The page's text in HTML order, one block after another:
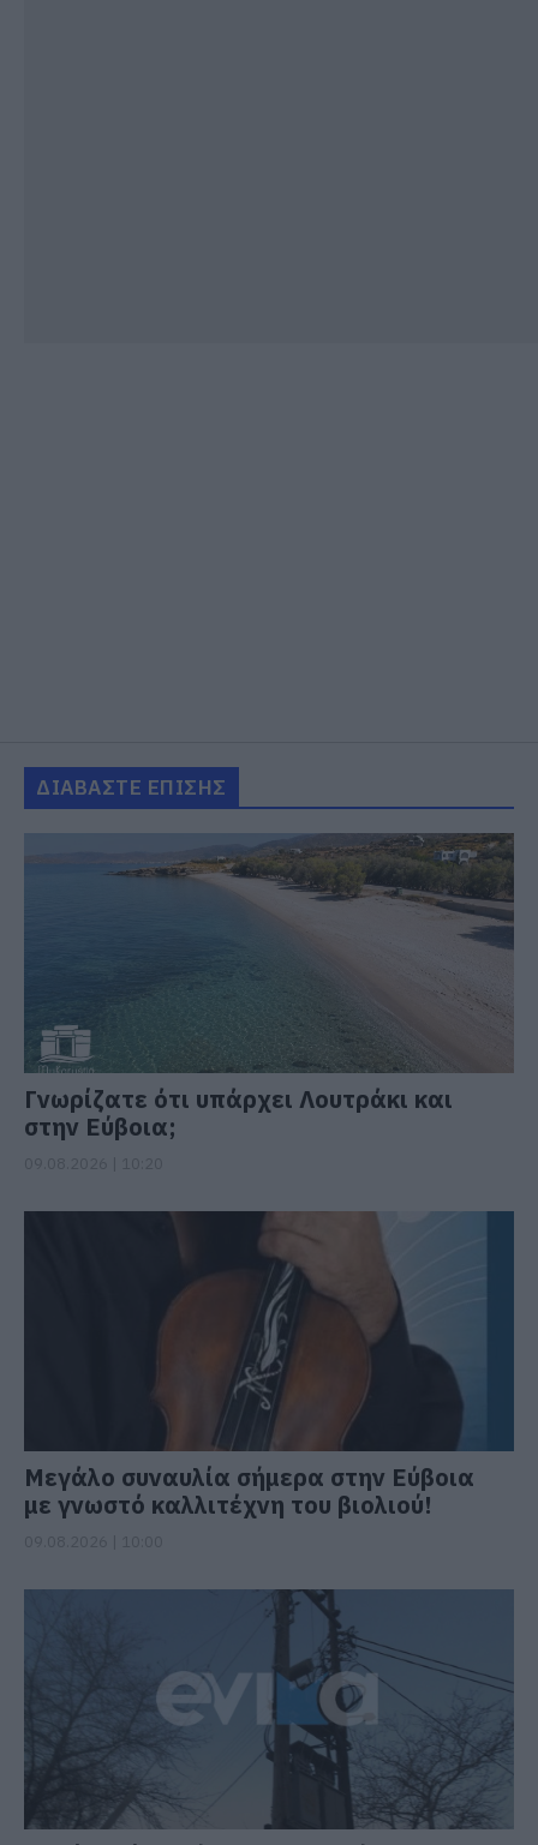
ΔΙΑΒΑΣΤΕ ΕΠΙΣΗΣ
Γνωρίζατε ότι υπάρχει Λουτράκι και
στην Εύβοια;
Μεγάλο συναυλία σήμερα στην Εύβοια
με γνωστό καλλιτέχνη του βιολιού!